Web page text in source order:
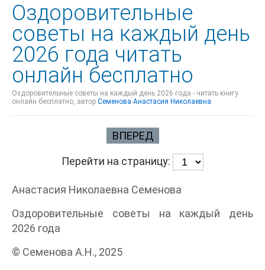
Оздоровительные
советы на каждый день
2026 года читать
онлайн бесплатно
Оздоровительные советы на каждый день 2026 года - читать книгу
онлайн бесплатно, автор Семенова Анастасия Николаевна
ВПЕРЕД
Перейти на страницу:
Анастасия Николаевна Семенова
Оздоровительные советы на каждый день
2026 года
© Семенова А.Н., 2025